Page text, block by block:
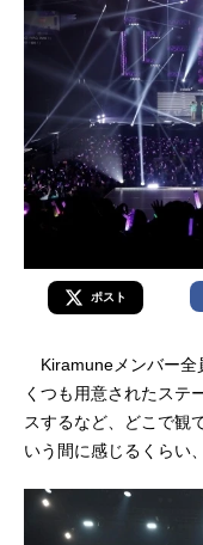
ポスト
Kiramuneメンバー全
くつも用意されたステ
スするなど、どこで観
いう間に感じるくらい